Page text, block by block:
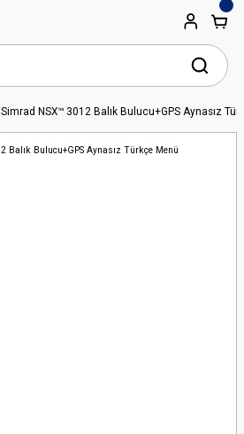
Simrad NSX™ 3012 Balık Bulucu+GPS Aynasız